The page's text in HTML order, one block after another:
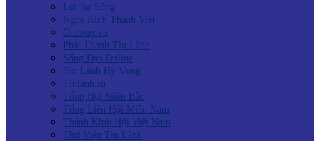
Lời Sự Sống
Nghe Kinh Thánh Việt
Oneway.vn
Phát Thanh Tin Lành
Sống Đạo Online
Tin Lành Hy Vọng
Tinlanh.ru
Tổng Hội Miền Bắc
Tổng Liên Hội Miền Nam
Thánh Kinh Hội Việt Nam
Thư Viện Tin Lành